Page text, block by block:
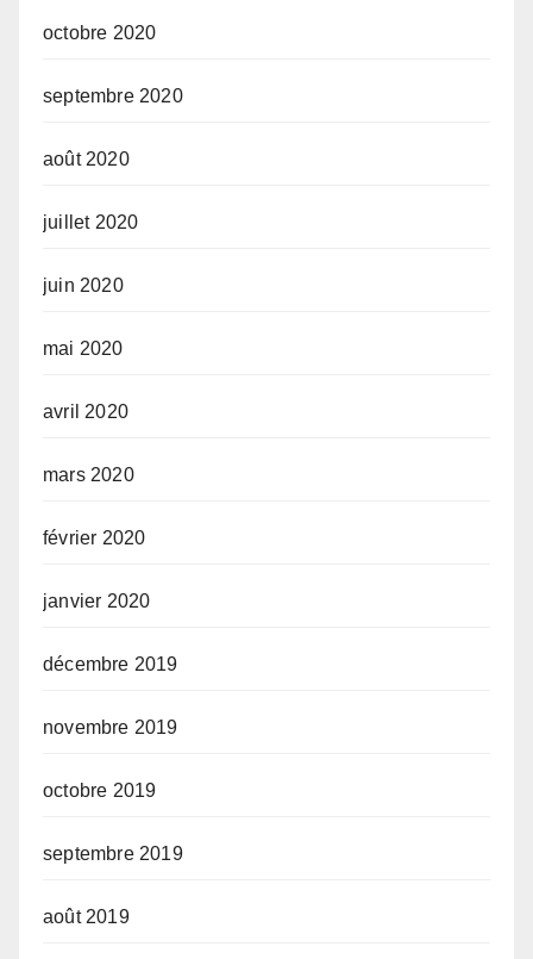
octobre 2020
septembre 2020
août 2020
juillet 2020
juin 2020
mai 2020
avril 2020
mars 2020
février 2020
janvier 2020
décembre 2019
novembre 2019
octobre 2019
septembre 2019
août 2019